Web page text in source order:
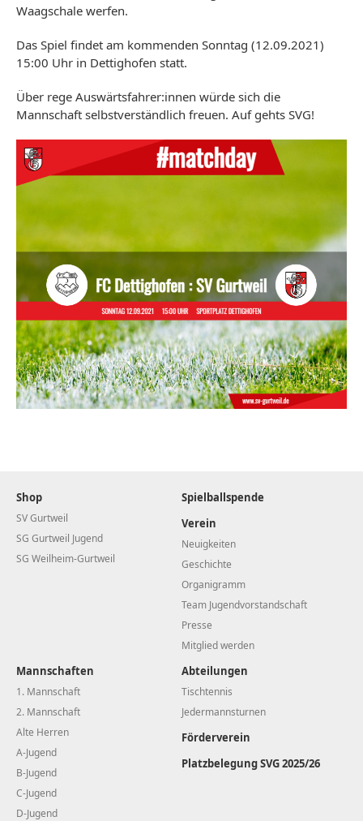
Waagschale werfen.
Das Spiel findet am kommenden Sonntag (12.09.2021)
15:00 Uhr in Dettighofen statt.
Über rege Auswärtsfahrer:innen würde sich die
Mannschaft selbstverständlich freuen. Auf gehts SVG!
Shop
SV Gurtweil
SG Gurtweil Jugend
SG Weilheim-Gurtweil
Spielballspende
Verein
Neuigkeiten
Geschichte
Organigramm
Team Jugendvorstandschaft
Presse
Mitglied werden
Mannschaften
1. Mannschaft
2. Mannschaft
Alte Herren
A-Jugend
B-Jugend
C-Jugend
D-Jugend
Abteilungen
Tischtennis
Jedermannsturnen
Förderverein
Platzbelegung SVG 2025/26